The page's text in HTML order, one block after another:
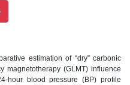
estimation of “dry” carbonic
magnetotherapy (GLMT) influence
hour blood pressure (BP) profile